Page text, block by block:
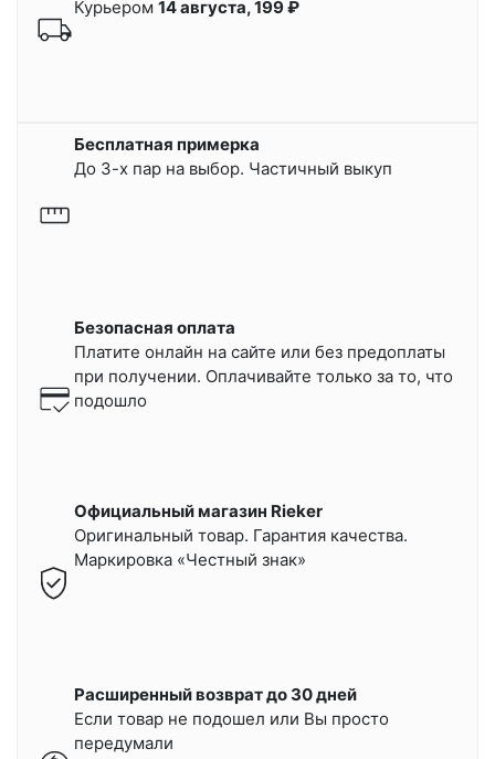
Курьером 14 августа, 199 ₽
Бесплатная примерка
До 3-х пар на выбор. Частичный выкуп
Безопасная оплата
Платите онлайн на сайте или без предоплаты
при получении. Оплачивайте только за то, что
подошло
Официальный магазин Rieker
Оригинальный товар. Гарантия качества.
Маркировка «Честный знак»
Расширенный возврат до 30 дней
Если товар не подошел или Вы просто
передумали